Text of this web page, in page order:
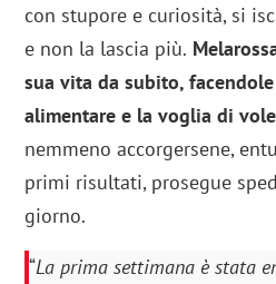
con stupore e curiosità, si
e non la lascia più.
sua vita da subito,
alimentare e la voglia di
nemmeno accorgersene,
primi risultati, prosegue
giorno.
“La prima settimana è stata